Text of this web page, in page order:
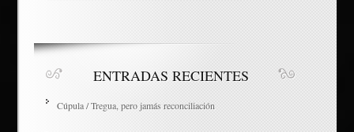
ENTRADAS RECIENTES
Cúpula / Tregua, pero jamás reconciliación